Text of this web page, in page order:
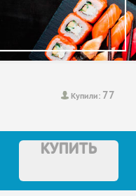
Купили: 77
КУПИТЬ